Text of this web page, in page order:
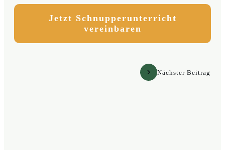
Jetzt Schnupperunterricht
vereinbaren
Nächster Beitrag